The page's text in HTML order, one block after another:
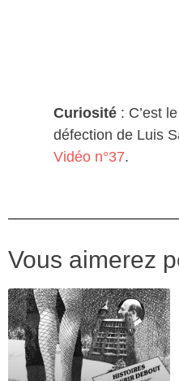
Curiosité : C’est
défection de Luis
Vidéo n°37.
Vous aimerez